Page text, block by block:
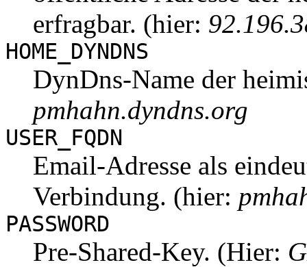
erfragbar. (hier:
HOME_DYNDNS
DynDns-Name der
pmhahn.dyndns.org
USER_FQDN
Email-Adresse als
Verbindung. (hier:
PASSWORD
Pre-Shared-Key. (Hier: